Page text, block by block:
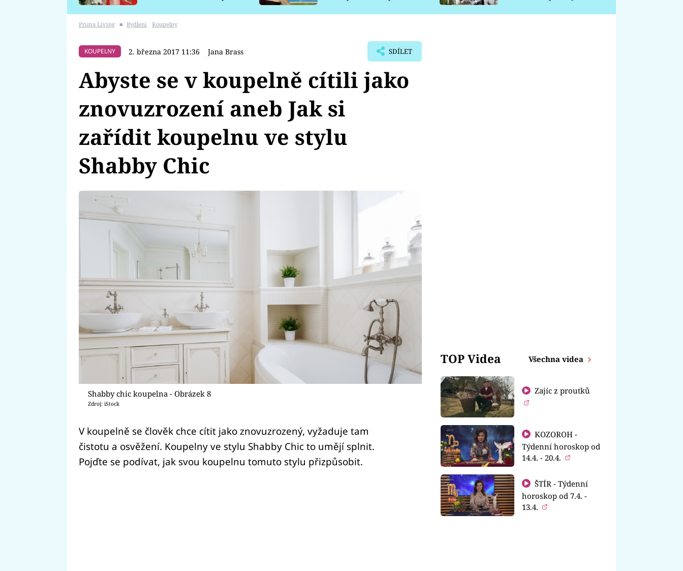
Prima Living ■ Bydlení Koupelny
KOUPELNY 2. března 2017 11:36 Jana Brass SDÍLET
Abyste se v koupelně cítili jako
znovuzrození aneb Jak si
zařídit koupelnu ve stylu
Shabby Chic
Shabby chic koupelna - Obrázek 8
Zdroj: iStock
V koupelně se člověk chce cítit jako znovuzrozený, vyžaduje tam
čistotu a osvěžení. Koupelny ve stylu Shabby Chic to umějí splnit.
Pojďte se podívat, jak svou koupelnu tomuto stylu přizpůsobit.
TOP Videa Všechna videa
Zajíc z proutků
KOZOROH -
Týdenní horoskop od
14.4. - 20.4.
ŠTÍR - Týdenní
horoskop od 7.4. -
13.4.